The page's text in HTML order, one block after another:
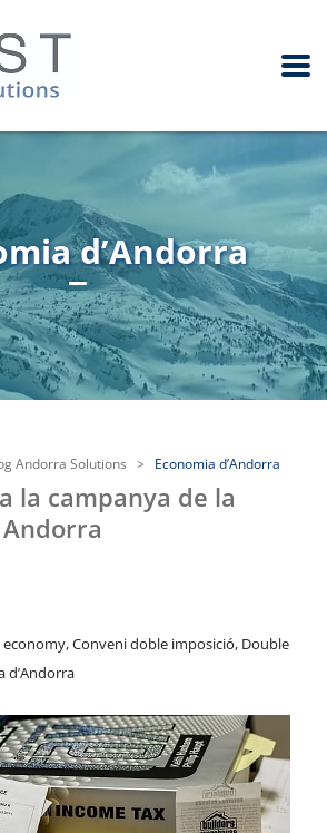
Andorra Solutions > Economia d’Andorra
d’Andorra
la campanya de la
Andorra
Conveni doble imposició, Double
d’Andorra